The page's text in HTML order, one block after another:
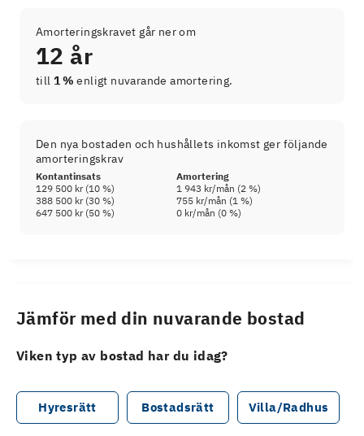
Amorteringskravet går ner om
12 år
till 1 % enligt nuvarande amortering.
Den nya bostaden och hushållets inkomst ger följande
amorteringskrav
Kontantinsats
Amortering
129 500 kr(10 %) 1 943 kr/mån (2 %)
388 500 kr(30 %) 755 kr/mån (1 %)
647 500 kr(50 %) 0 kr/mån (0 %)
Jämför med din nuvarande bostad
Viken typ av bostad har du idag?
Hyresrätt Bostadsrätt Villa/Radhus